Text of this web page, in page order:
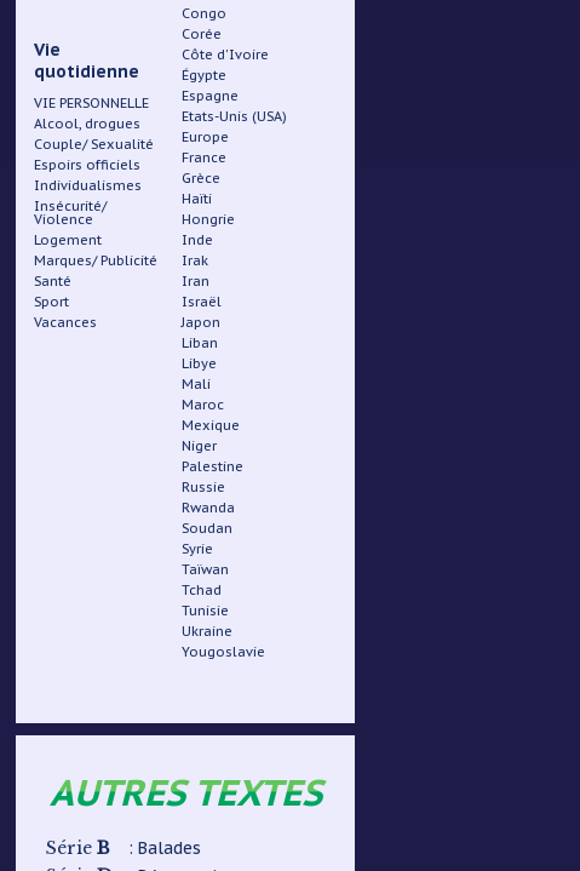
Vie
quotidienne
VIE PERSONNELLE
Alcool, drogues
Couple/ Sexualité
Espoirs officiels
Individualismes
Insécurité/
Violence
Logement
Marques/ Publicité
Santé
Sport
Vacances
Congo
Corée
Côte d'Ivoire
Égypte
Espagne
Etats-Unis (USA)
Europe
France
Grèce
Haïti
Hongrie
Inde
Irak
Iran
Israël
Japon
Liban
Libye
Mali
Maroc
Mexique
Niger
Palestine
Russie
Rwanda
Soudan
Syrie
Taïwan
Tchad
Tunisie
Ukraine
Yougoslavie
AUTRES TEXTES
Série B : Balades